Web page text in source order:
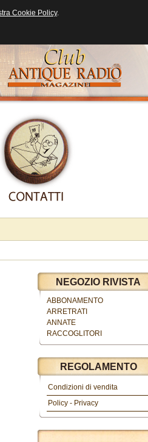
NEGOZIO RIVISTA
ABBONAMENTO
ARRETRATI
ANNATE
RACCOGLITORI
REGOLAMENTO
Condizioni di vendita
Policy - Privacy
Cookie Policy.